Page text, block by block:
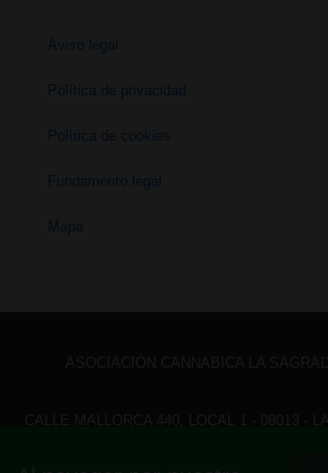
Aviso legal
Política de privacidad
Política de cookies
Fundamento legal
Mapa